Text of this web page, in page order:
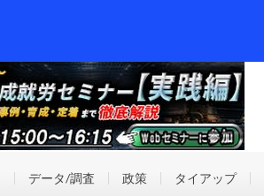
データ/調査 政策 タイアップ